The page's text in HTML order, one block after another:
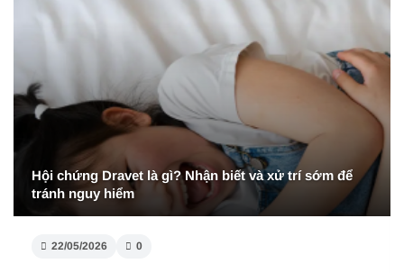
Hội chứng Dravet là gì? Nhận biết và xử trí sớm để
tránh nguy hiểm
22/05/2026 0